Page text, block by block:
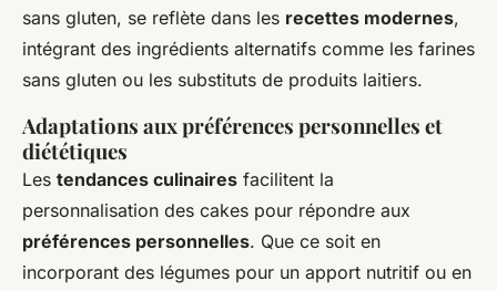
sans gluten, se reflète dans les recettes modernes,
intégrant des ingrédients alternatifs comme les farines
sans gluten ou les substituts de produits laitiers.
Adaptations aux préférences personnelles et
diététiques
Les tendances culinaires facilitent la
personnalisation des cakes pour répondre aux
préférences personnelles. Que ce soit en
incorporant des légumes pour un apport nutritif ou en